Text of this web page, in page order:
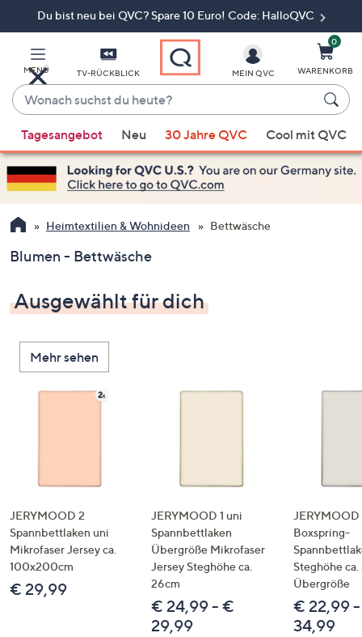
Du bist neu bei QVC? Spare 10 Euro! Code: HalloQVC
MENÜ TV-RÜCKBLICK
Wonach
suchst
du
heute?
Vorschläge
verfügbar
sind,
verwenden
Sie
Pfeiltasten
oben
und
nach
unten
oder
wischen
links
bzw.
rechts,
um
diese
MEIN QVC
0
WARENKORB
Tagesangebot Neu 30 Jahre QVC Cool mit QVC
Heimtextilien & Wohnideen Bettwäsche
Blumen - Bettwäsche
Ausgewählt für dich
Mehr sehen
JERYMOOD 2
Spannbettlaken uni
Mikrofaser Jersey ca.
100x200cm
€ 29,99
JERYMOOD 1 uni
Spannbettlaken
Übergröße Mikrofaser
Jersey Steghöhe ca.
26cm
€ 24,99 - €
29,99
JERYMOOD
Boxspring-
Steghöhe
Übergröße
€ 22,99
34,99